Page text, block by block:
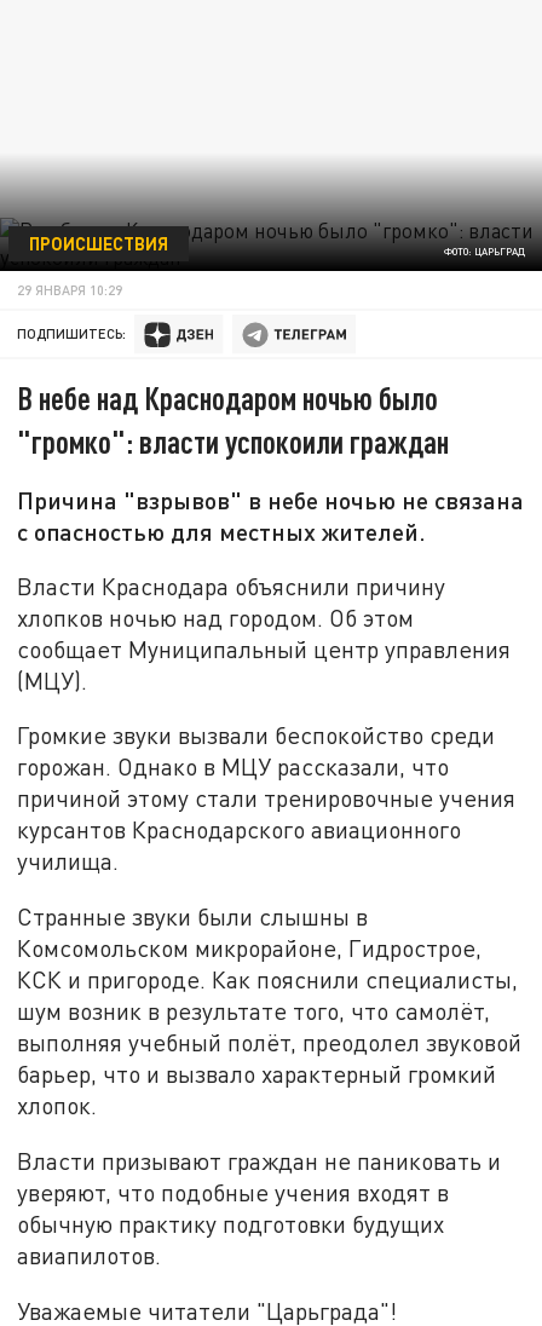
ФОТО: ЦАРЬГРАД
ПРОИСШЕСТВИЯ
29 ЯНВАРЯ 10:29
ПОДПИШИТЕСЬ:
В небе над Краснодаром ночью было
"громко": власти успокоили граждан
Причина "взрывов" в небе ночью не связана
с опасностью для местных жителей.
Власти Краснодара объяснили причину
хлопков ночью над городом. Об этом
сообщает Муниципальный центр управления
(МЦУ).
Громкие звуки вызвали беспокойство среди
горожан. Однако в МЦУ рассказали, что
причиной этому стали тренировочные учения
курсантов Краснодарского авиационного
училища.
Странные звуки были слышны в
Комсомольском микрорайоне, Гидрострое,
КСК и пригороде. Как пояснили специалисты,
шум возник в результате того, что самолёт,
выполняя учебный полёт, преодолел звуковой
барьер, что и вызвало характерный громкий
хлопок.
Власти призывают граждан не паниковать и
уверяют, что подобные учения входят в
обычную практику подготовки будущих
авиапилотов.
Уважаемые читатели "Царьграда"!